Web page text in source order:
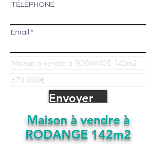
TÉLÉPHONE
Email
Envoyer
Maison à vendre à
RODANGE 142m2